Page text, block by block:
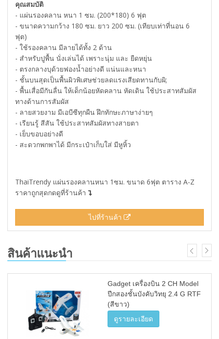
คุณสมบัติ
- แผ่นรองคลาน หนา 1 ซม. (200*180) 6 ฟุต
- ขนาดความกว้าง 180 ซม. ยาว 200 ซม. (เทียบเท่าที่นอน 6
ฟุต)
- ใช้รองคลาน มีลายได้ทั้ง 2 ด้าน
- สำหรับปูพื้น นั่งเล่นได้ เพราะนุ่ม และ ยืดหยุ่น
- ตรงกลางบุด้วยฟองน้ำอย่างดี แน่นและหนา
- ชั้นบนสุดเป็นพื้นผิวพิเศษช่วยลดแรงเสียดทานกับผิ;
- พื้นเสื่อมีกันลื่น ให้เด็กน้อยหัดคลาน หัดเดิน ใช้ประสาทสัมผัส
ทางด้านการสัมผัส
- ลายสวยงาม มีเอบีซีทุกผืน ฝึกทักษะภาษาง่ายๆ
- เรียนรู้ สีสัน ใช้ประสาทสัมผัสทางสายตา
- เย็บขอบอย่างดี
- สะดวกพกพาได้ มีกระเป๋าเก็บใส่ มีหูหิ้ว
ThaiTrendy แผ่นรองคลานหนา 1ซม. ขนาด 6ฟุต ตาราง A-Z
ราคาถูกสุดกดดูที่ร้านค้า
ไปที่ร้านค้า
สินค้าแนะนำ
Gadget เครื่องบิน 2 CH Model
ปีกสองชั้นบังคับวิทยุ 2.4 G RTF
(สีขาว)
ดูรายละเอียด